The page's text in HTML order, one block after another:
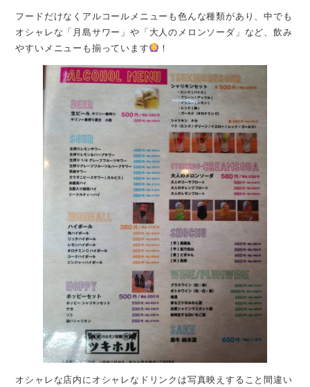
フードだけなくアルコールメニューも色んな種類があり、中でも
オシャレな「月島サワー」や「大人のメロンソーダ」など、飲み
やすいメニューも揃っています
！
オシャレな店内にオシャレなドリンクは写真映えすること間違い